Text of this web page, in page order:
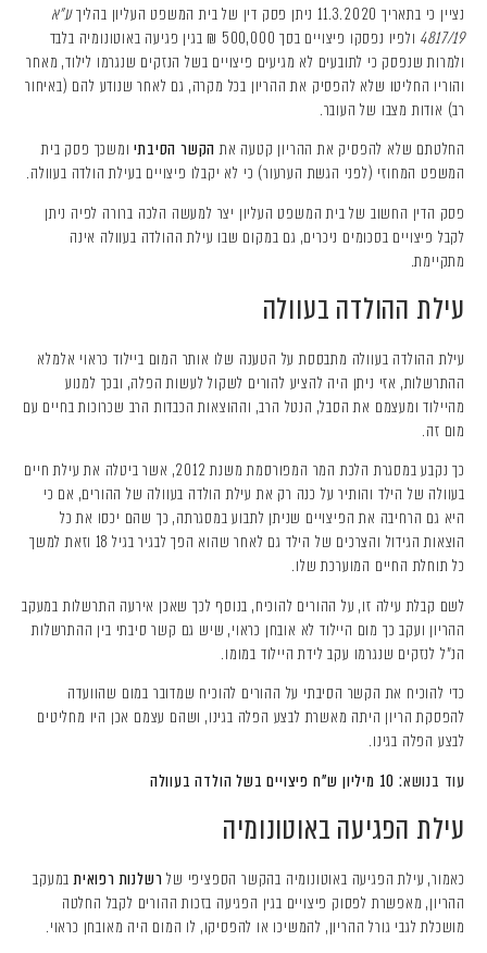
נציין כי בתאריך 11.3.2020 ניתן פסק דין של בית המשפט העליון בהליך
ע"א
4817/19
ולפיו נפסקו פיצויים בסך 500,000 ₪ בגין פגיעה באוטונומיה בלבד
ולמרות שנפסק כי לתובעים לא מגיעים פיצויים בשל הנזקים שנגרמו לילוד, מאחר
והוריו החליטו שלא להפסיק את ההריון בכל מקרה, גם לאחר שנודע להם (באיחור
רב) אודות מצבו של העובר.
החלטתם שלא להפסיק את ההריון קטעה את הקשר הסיבתיומשכך פסק בית
המשפט המחוזי (לפני הגשת הערעור) כי לא יקבלו פיצויים בעילת הולדה בעוולה.
פסק הדין החשוב של בית המשפט העליון יצר למעשה הלכה ברורה לפיה ניתן
לקבל פיצויים בסכומים ניכרים, גם במקום שבו עילת ההולדה בעוולה אינה
מתקיימת.
עילת ההולדה בעוולה
עילת ההולדה בעוולה מתבססת על הטענה שלו אותר המום ביילוד כראוי אלמלא
ההתרשלות, אזי ניתן היה להציע להורים לשקול לעשות הפלה, ובכך למנוע
מהיילוד ומעצמם את הסבל, הנטל הרב, וההוצאות הכבדות הרב שכרוכות בחיים עם
מום זה.
כך נקבע במסגרת הלכת המר המפורסמת משנת 2012, אשר ביטלה את עילת חיים
בעוולה של הילד והותיר על כנה רק את עילת הולדה בעוולה של ההורים, אם כי
היא גם הרחיבה את הפיצויים שניתן לתבוע במסגרתה, כך שהם יכסו את כל
הוצאות הגידול והצרכים של הילד גם לאחר שהוא הפך לבגיר בגיל 18 וזאת למשך
כל תוחלת החיים המוערכת שלו.
לשם קבלת עילה זו, על ההורים להוכיח, בנוסף לכך שאכן אירעה התרשלות במעקב
ההריון ועקב כך מום היילוד לא אובחן כראוי, שיש גם קשר סיבתי בין ההתרשלות
הנ"ל לנזקים שנגרמו עקב לידת היילוד במומו.
כדי להוכיח את הקשר הסיבתי על ההורים להוכיח שמדובר במום שהוועדה
להפסקת הריון היתה מאשרת לבצע הפלה בגינו, ושהם עצמם אכן היו מחליטים
לבצע הפלה בגינו.
עוד בנושא: 10 מיליון ש"ח פיצויים בשל הולדה בעוולה
עילת הפגיעה באוטונומיה
כאמור, עילת הפגיעה באוטונומיה בהקשר הספציפי של רשלנות רפואיתבמעקב
ההריון, מאפשרת לפסוק פיצויים בגין הפגיעה בזכות ההורים לקבל החלטה
מושכלת לגבי גורל ההריון, להמשיכו או להפסיקו, לו המום היה מאובחן כראוי.